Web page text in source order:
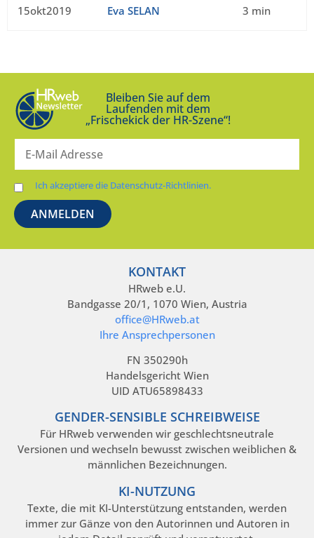
15okt2019 Eva SELAN 3 min
Bleiben Sie auf dem
Laufenden mit dem
„Frischekick der HR-Szene“!
Ich akzeptiere die Datenschutz-Richtlinien.
KONTAKT
HRweb e.U.
Bandgasse 20/1, 1070 Wien, Austria
office@HRweb.at
Ihre Ansprechpersonen
FN 350290h
Handelsgericht Wien
UID ATU65898433
GENDER-SENSIBLE SCHREIBWEISE
Für HRweb verwenden wir geschlechtsneutrale
Versionen und wechseln bewusst zwischen weiblichen &
männlichen Bezeichnungen.
KI-NUTZUNG
Texte, die mit KI-Unterstützung entstanden, werden
immer zur Gänze von den Autorinnen und Autoren in